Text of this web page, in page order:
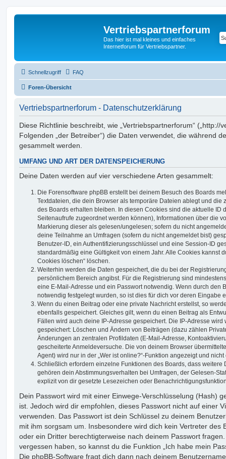
Vertriebspartnerforum
Das hier ist mal kleines und einfaches
Internetforum für Vertriebspartner.
Schnellzugriff FAQ
Foren-Übersicht
Vertriebspartnerforum - Datenschutzerklärung
Diese Richtlinie beschreibt, wie „Vertriebspartnerforum“ („http://
Folgenden „der Betreiber“) die Daten verwendet, die während
gesammelt werden.
UMFANG UND ART DER DATENSPEICHERUNG
Deine Daten werden auf vier verschiedene Arten gesammelt:
Die Forensoftware phpBB erstellt bei deinem Besuch des Boards
Textdateien, die dein Browser als temporäre Dateien ablegt und die
des Boards erhalten bleiben. In diesen Cookies sind die aktuelle ID
Seitenaufrufe zugeordnet werden können), Informationen über die
Markierung dieser als gelesen/ungelesen; sofern du nicht
deine Teilnahme an Umfragen (sofern du nicht angemeldet bist)
Benutzer-ID, ein Authentifizierungsschlüssel und eine Session-ID
standardmäßig eine Gültigkeit von einem Jahr. Alle Cookies kannst
Cookies löschen“ löschen.
Weiterhin werden die Daten gespeichert, die du bei der
persönlichem Bereich angibst. Für die Registrierung sind
eine E-Mail-Adresse und ein Passwort notwendig. Wenn durch den
notwendig festgelegt wurden, so ist dies für dich vor deren Eingabe
Wenn du einen Beitrag oder eine private Nachricht erstellst, so
ebenfalls gespeichert. Gleiches gilt, wenn du einen Beitrag als
Fällen wird auch deine IP-Adresse gespeichert. Die IP-Adresse
gespeichert: Löschen und Ändern von Beiträgen (dazu zählen
Änderungen an zentralen Profildaten (E-Mail-Adresse,
gescheiterte Anmeldeversuche. Die von deinem Browser
Agent) wird nur in der „Wer ist online?“-Funktion angezeigt und
Schließlich erfordern einzelne Funktionen des Boards, dass weitere
gehören dein Abstimmungsverhalten bei Umfragen, der Gelesen-
explizit von dir gesetzte Lesezeichen oder
Dein Passwort wird mit einer Einwege-Verschlüsselung (Hash)
ist. Jedoch wird dir empfohlen, dieses Passwort nicht auf einer
verwenden. Das Passwort ist dein Schlüssel zu deinem
mit ihm sorgsam um. Insbesondere wird dich kein Vertreter des
oder ein Dritter berechtigterweise nach deinem Passwort
vergessen haben, so kannst du die Funktion „Ich habe mein
Die phpBB-Software fragt dich dann nach deinem